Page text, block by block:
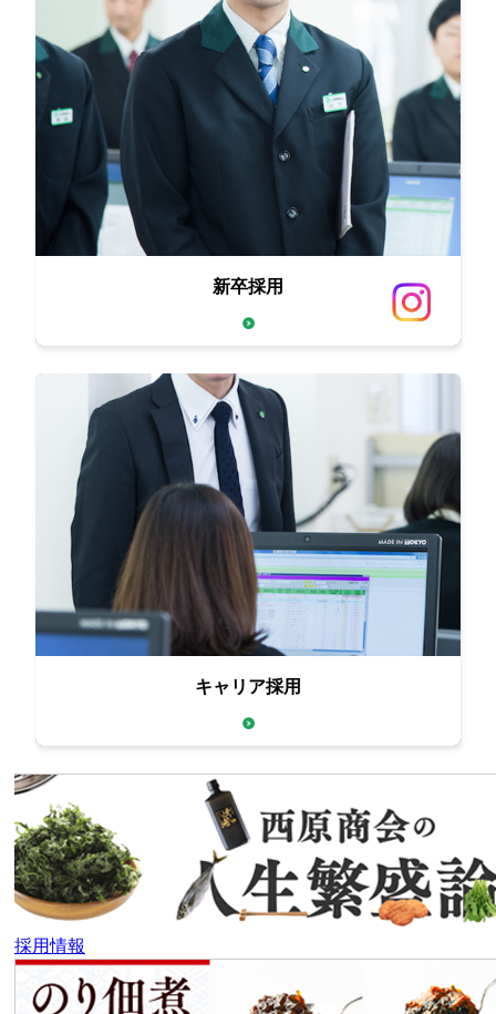
新卒採用
西原商会の人生繁盛論
キャリア採用
全国の拠点の応募受付中
採用情報